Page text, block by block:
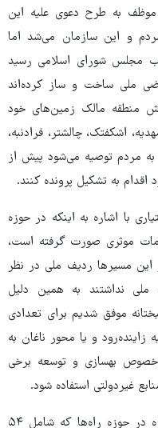
به طرح دعوی علیه این
و این سازمان می‌شد اما
مجلس شورای اسلامی رسید
ابتدای سال ۱۳۹۴ در اراضی ملی ساخت و ساز کرده‌اند
منطقه مالک زمین‌های خود
اشکفتک، چالشتر، فرادنبه،
به مردم توصیه می‌شود پیش از
به تشکیل پرونده کنند.
با اشاره به اینکه در حوزه
موثری صورت گرفته است،
این مسیرها ردیف ملی در نظر
نداشتند به همین دلیل
موفق شدیم برای تعدادی
زاینده‌رود و یا محور ناغان به
کنیم درخصوص بهسازی و توسعه برخی
غیردولتی استفاده شود.
وی خاطرنشان کرد: در مجموع ۳۴ پروژه در حوزه راه‌ها که شامل ۵۴